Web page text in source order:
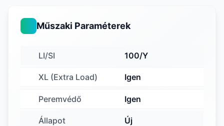
Műszaki Paraméterek
LI/SI 100/Y
XL (Extra Load) Igen
Peremvédő Igen
Állapot Új